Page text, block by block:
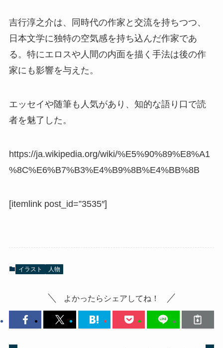
吉行淳之介は、同時代の作家と交流を持ちつつ、
日本文学に独特の空気感を持ち込んだ作家であ
る。特にエロスや人間の内面を描く手法は後の作
家にも影響を与えた。
エッセイや随筆も人気があり、知的な語り口で読
者を魅了した。
https://ja.wikipedia.org/wiki/%E5%90%89%E8%A1
%8C%E6%B7%B3%E4%B9%8B%E4%BB%8B
[itemlink post_id=”3535″]
イラスト 人物
よかったらシェアしてね！